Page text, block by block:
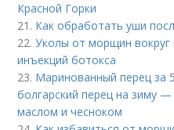
Красной Горки
21. Как обработать уши
22.Уколы от морщин вокруг
инъекций ботокса
23. Маринованный перец за
болгарский перец на зиму
маслом и чесноком